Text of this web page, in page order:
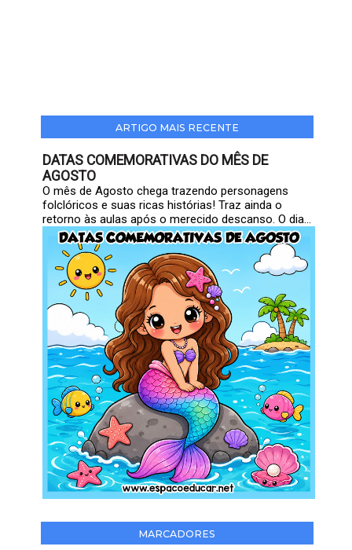
ARTIGO MAIS RECENTE
DATAS COMEMORATIVAS DO MÊS DE
AGOSTO
O mês de Agosto chega trazendo personagens
folclóricos e suas ricas histórias! Traz ainda o
retorno às aulas após o merecido descanso. O dia...
MARCADORES